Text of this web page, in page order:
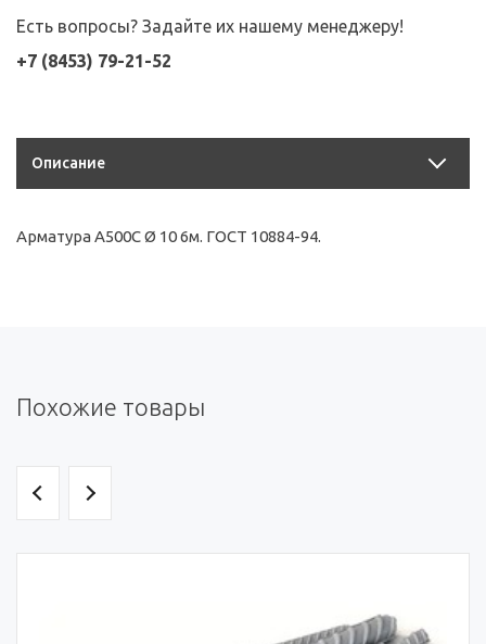
Есть вопросы? Задайте их нашему менеджеру!
+7 (8453) 79-21-52
Описание
Арматура А500С Ø 10 6м. ГОСТ 10884-94.
Похожие товары